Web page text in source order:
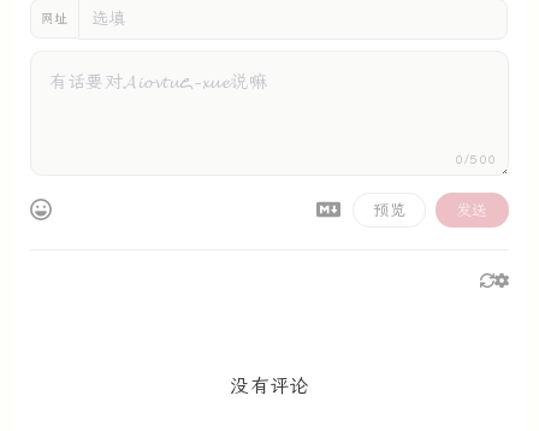
网址
0/500
预览 发送
没有评论